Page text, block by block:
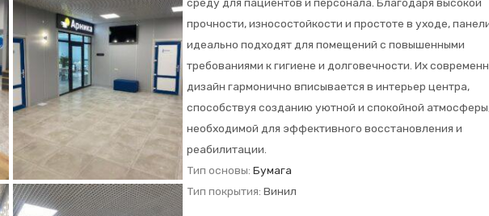
среду для пациентов и персонала. Благодаря высокой
прочности, износостойкости и простоте в уходе,
идеально подходят для помещений с повышенными
требованиями к гигиене и долговечности. Их
дизайн гармонично вписывается в интерьер центра,
способствуя созданию уютной и спокойной
необходимой для эффективного восстановления и
реабилитации.
Тип основы: Бумага
Тип покрытия: Винил